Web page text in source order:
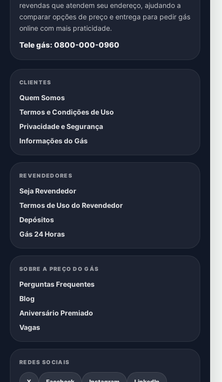
revendas que atendem seu endereço, ajudando a
comparar opções de preço e entrega para pedir gás
online com mais praticidade.
Tele gás: 0800-000-0960
CLIENTES
Quem Somos
Termos e Condições de Uso
Privacidade e Segurança
Informações do Gás
REVENDEDORES
Seja Revendedor
Termos de Uso do Revendedor
Depósitos
Gás 24 Horas
SOBRE A PREÇO DO GÁS
Perguntas Frequentes
Blog
Aniversário Premiado
Vagas
REDES SOCIAIS